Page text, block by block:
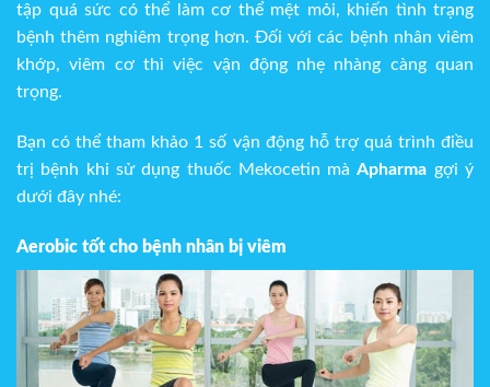
tập quá sức có thể làm cơ thể mệt mỏi, khiến tình trạng
bệnh thêm nghiêm trọng hơn. Đối với các bệnh nhân viêm
khớp, viêm cơ thì việc vận động nhẹ nhàng càng quan
trọng.
Bạn có thể tham khảo 1 số vận động hỗ trợ quá trình điều
trị bệnh khi sử dụng thuốc Mekocetin màApharma gợi ý
dưới đây nhé:
Aerobic tốt cho bệnh nhân bị viêm